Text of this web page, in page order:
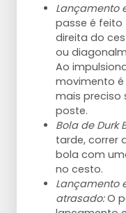
Lançamento
passe é feito
direita do
ou
Ao
movimento é
mais preciso
poste.
Bola de Durk
tarde, correr
bola com
no cesto.
Lançamento
atrasado:O